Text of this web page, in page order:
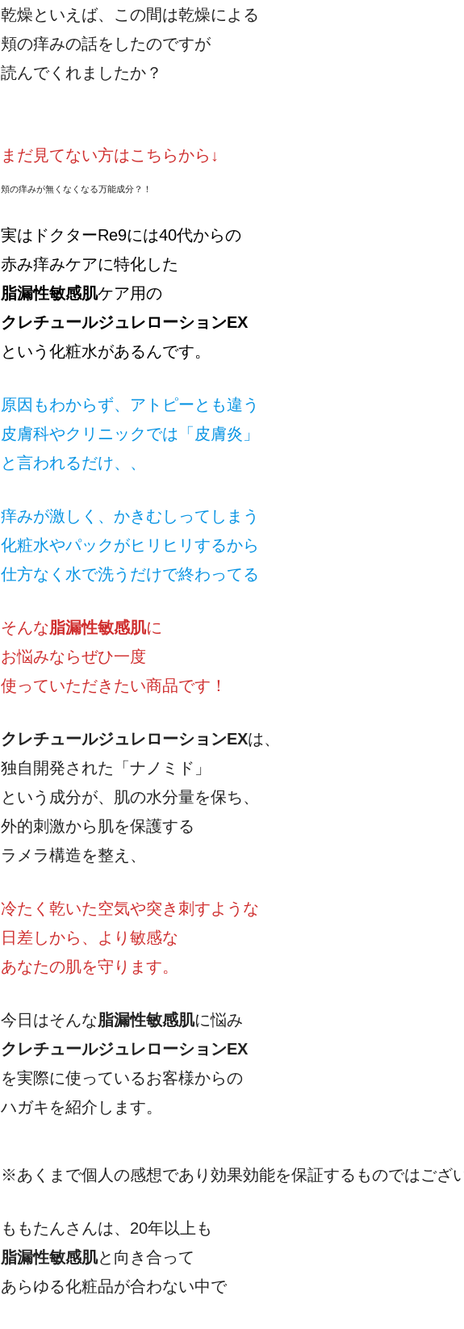
乾燥といえば、この間は乾燥による
頬の痒みの話をしたのですが
読んでくれましたか？
まだ見てない方はこちらから↓
頬の痒みが無くなくなる万能成分？！
実はドクターRe9には40代からの
赤み痒みケアに特化した
脂漏性敏感肌ケア用の
クレチュールジュレローションEX
という化粧水があるんです。
原因もわからず、アトピーとも違う
皮膚科やクリニックでは「皮膚炎」
と言われるだけ、、
痒みが激しく、かきむしってしまう
化粧水やパックがヒリヒリするから
仕方なく水で洗うだけで終わってる
そんな脂漏性敏感肌に
お悩みならぜひ一度
使っていただきたい商品です！
クレチュールジュレローションEXは、
独自開発された「ナノミド」
という成分が、肌の水分量を保ち、
外的刺激から肌を保護する
ラメラ構造を整え、
冷たく乾いた空気や突き刺すような
日差しから、より敏感な
あなたの肌を守ります。
今日はそんな脂漏性敏感肌に悩み
クレチュールジュレローションEX
を実際に使っているお客様からの
ハガキを紹介します。
※あくまで個人の感想であり効果効能を保証するものではござ
ももたんさんは、20年以上も
脂漏性敏感肌と向き合って
あらゆる化粧品が合わない中で